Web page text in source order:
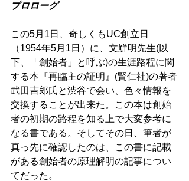
プロローグ
この5月1日、奇しくもUC創立日
（1954年5月1日）に、文鮮明先生(以
下、「創始者」と呼ぶ)の生涯路程に関
する本『再臨主の証明』(賢仁社)の著者
武田吉郎氏と渋谷で会い、色々情報を
交換することが出来た。この本は創始
者の初期の路程を知る上で大変参考に
なる書である。そしてその日、筆者が
真っ先に確認したのは、この書に記載
がある創始者の原理解明の記事につい
てだった。